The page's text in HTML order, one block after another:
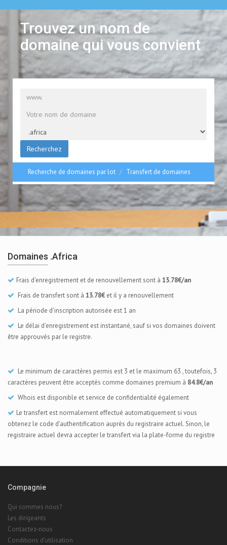
Trouvez un nom de
domaine qui vous convient
Recherchez
Recherche de domaines par lot Transfert de domaines
Domaines .africa
Frais d'enregistrement et de renouvellement sont à 13.78€/an
Frais de transfert sont à 13.78€ et il y a renouvellement
La période d'inscription autorisée est 1 an
Le délai d'enregistrement est instantané, sauf si vos domaines doivent
être approuvés par le registre.
Le minimum de caractères permis est 3 et le maximum 63 , toutefois, 3
caractères peuvent être acceptés comme domaines premium à 84.8€/an
Whois est disponible et service de confidentialité également
Le transfert est normalement effectué automatiquement si vous
obtenez le code d’authentification auprès du registraire actuel. Sinon, le
registraire actuel devra accepter le transfert via la plate-forme du registre
Compagnie
Qui sommes nous?
Les dirigeants
Contactez-nous
Conditions d'utilisation